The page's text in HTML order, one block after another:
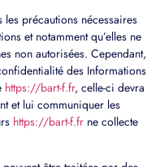
les précautions nécessaires
et notamment qu’elles ne
non autorisées. Cependant,
des Informations
https://bart-f.fr, celle-ci devra
et lui communiquer les
https://bart-f.fr ne collecte